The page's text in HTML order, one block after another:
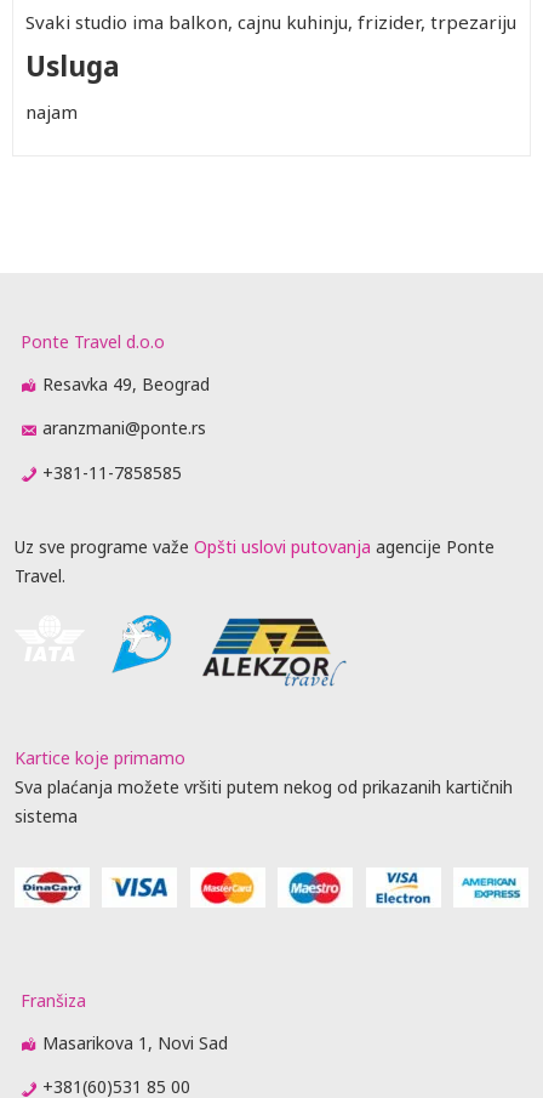
Svaki studio ima balkon, cajnu kuhinju, frizider, trpezariju
Usluga
najam
Ponte Travel d.o.o
Resavka 49, Beograd
aranzmani@ponte.rs
+381-11-7858585
Uz sve programe važe Opšti uslovi putovanja agencije Ponte
Travel.
Kartice koje primamo
Sva plaćanja možete vršiti putem nekog od prikazanih kartičnih
sistema
Franšiza
Masarikova 1, Novi Sad
+381(60)531 85 00